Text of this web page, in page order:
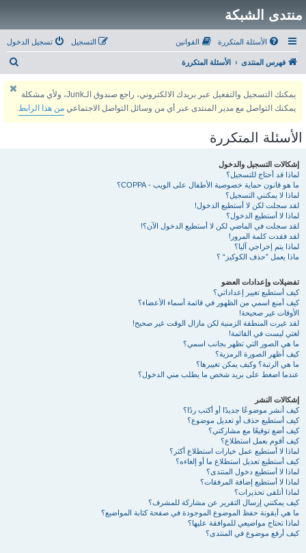
منتدى الشبكة
الأسئلة المتكررة القوانين تسجيل الدخول التسجيل
فهرس المنتدى الأسئلة المتكررة
يمكنك التسجيل والتفعيل عبر بريدك الالكتروني، راجع صندوق الـJunk، ولأي مشكلة
يمكنك التواصل مع مدير المنتدى عبر أي من وسائل التواصل الاجتماعي من هذا الرابط.
الأسئلة المتكررة
إشكالات التسجيل والدخول
لماذا قد أحتاج للتسجيل؟
ما هو قانون حماية خصوصية الأطفال على الويب - COPPA؟
لماذا لا يمكنني التسجيل؟
لقد سجلت لكن لا أستطيع الدخول!
لماذا لا أستطيع الدخول؟
لقد سجلت في الماضي لكن لا أستطيع الدخول الآن؟!
لقد فقدت كلمة المرور!
لماذا يتم إخراجي آليا؟
ماذا يعمل ”حذف الكوكيز“ ؟
تفضيلات وإعدادات العضو
كيف أستطيع تغيير إعداداتي؟
كيف أمنع اسمي من الظهور في قائمة أسماء الأعضاء؟
الأوقات غير صحيحة!
لقد غيرت المنطقة الزمنية لكن مازال الوقت غير صحيح!
لغتي ليست في القائمة!
ما هي الصور التي تظهر بجانب اسمي؟
كيف أظهر الصورة الرمزية؟
ما هي الرتبة؟ وكيف يمكن تغييرها؟
عندما اضغط على بريد شخص ما يطلب مني الدخول؟
إشكالات النشر
كيف أنشر موضوعًا جديدًا أو أكتب ردًا؟
كيف أستطيع حذف أو تعديل موضوع؟
كيف أضع توقيعًا مع مشاركتي؟
كيف أقوم بعمل استطلاع؟
لماذا لا أستطيع عمل خيارات استطلاع أكثر؟
كيف أستطيع تعديل استطلاع ما أو إلغاءه؟
لماذا لا أستطيع دخول المنتدى؟
لماذا لا أستطيع إضافة المرفقات؟
لماذا أتلقى تحذيرات؟
كيف يمكنني إرسال التقرير عن مشاركة للمشرف؟
ما هي أيقونة حفظ الموضوع الموجودة في صفحة كتابة المواضيع؟
لماذا تحتاج مواضيعي للموافقة عليها؟
كيف أرفع موضوع في المنتدى؟